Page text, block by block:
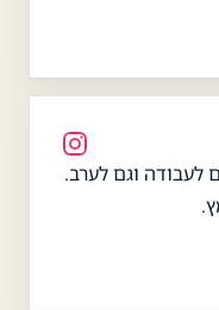
לעבודה וגם לערב.